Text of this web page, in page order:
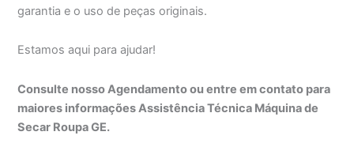
garantia e o uso de peças originais.
Estamos aqui para ajudar!
Consulte nosso Agendamento ou entre em contato para
maiores informações Assistência Técnica Máquina de
Secar Roupa GE.